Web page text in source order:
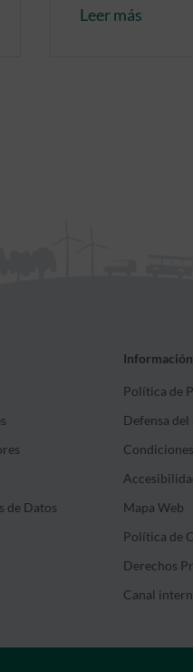
Leer más
de Datos
Información
Política de
Defensa del
Mapa Web
Política de
Derechos
Canal